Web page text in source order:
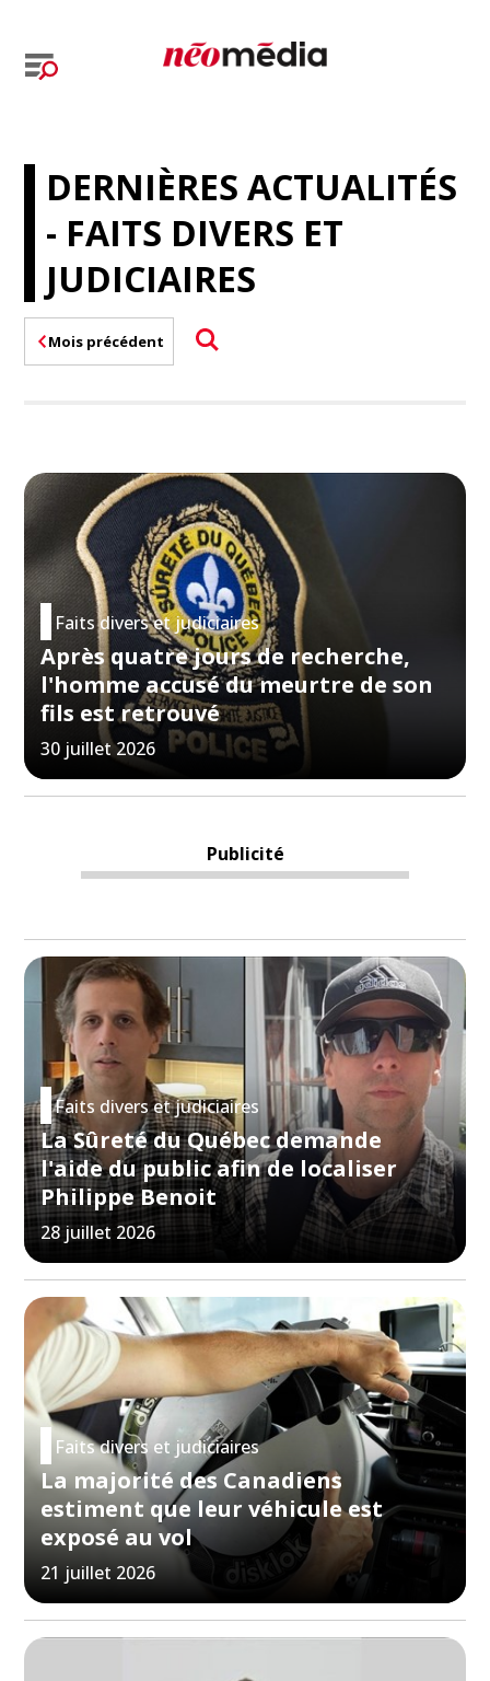
DERNIÈRES ACTUALITÉS
- FAITS DIVERS ET
JUDICIAIRES
Mois précédent
Faits divers et judiciaires
Après quatre jours de recherche,
l'homme accusé du meurtre de son
fils est retrouvé
30 juillet 2026
Publicité
Faits divers et judiciaires
La Sûreté du Québec demande
l'aide du public afin de localiser
Philippe Benoit
28 juillet 2026
Faits divers et judiciaires
La majorité des Canadiens
estiment que leur véhicule est
exposé au vol
21 juillet 2026